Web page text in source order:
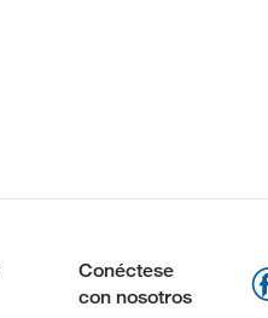
Conéctese
con nosotros